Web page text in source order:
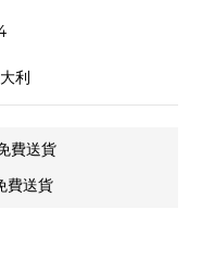
利
費送貨
費送貨